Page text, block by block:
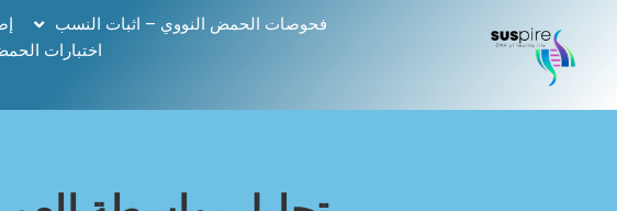
فحوصات الحمض النووي – اثبات النسب
اختبارات